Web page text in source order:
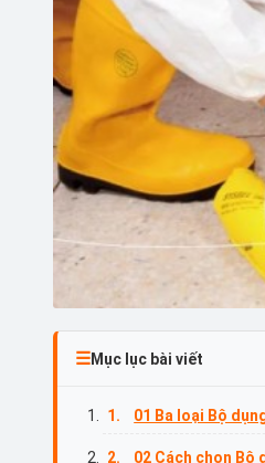
Mục lục bài viết
01 Ba loại Bộ
02 Cách chọn Bộ